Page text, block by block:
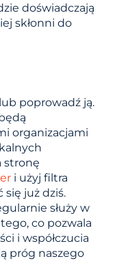
doświadczają
skłonni do
poprowadź ją.
organizacjami
stronę
i użyj filtra
się już dziś.
służy w
co pozwala
i współczucia
próg naszego